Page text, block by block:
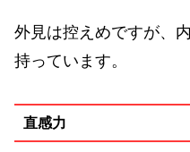
外見は控えめですが、
持っています。
直感力